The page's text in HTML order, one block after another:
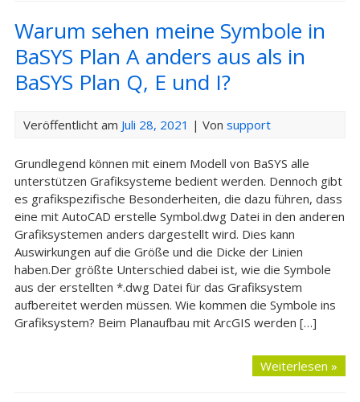
Warum sehen meine Symbole in
BaSYS Plan A anders aus als in
BaSYS Plan Q, E und I?
Veröffentlicht am Juli 28, 2021 | Von support
Grundlegend können mit einem Modell von BaSYS alle
unterstützen Grafiksysteme bedient werden. Dennoch gibt
es grafikspezifische Besonderheiten, die dazu führen, dass
eine mit AutoCAD erstelle Symbol.dwg Datei in den anderen
Grafiksystemen anders dargestellt wird. Dies kann
Auswirkungen auf die Größe und die Dicke der Linien
haben.Der größte Unterschied dabei ist, wie die Symbole
aus der erstellten *.dwg Datei für das Grafiksystem
aufbereitet werden müssen. Wie kommen die Symbole ins
Grafiksystem? Beim Planaufbau mit ArcGIS werden […]
Weiterlesen »